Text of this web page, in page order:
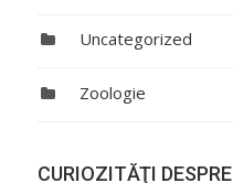
Uncategorized
Zoologie
CURIOZITĂŢI DESPRE